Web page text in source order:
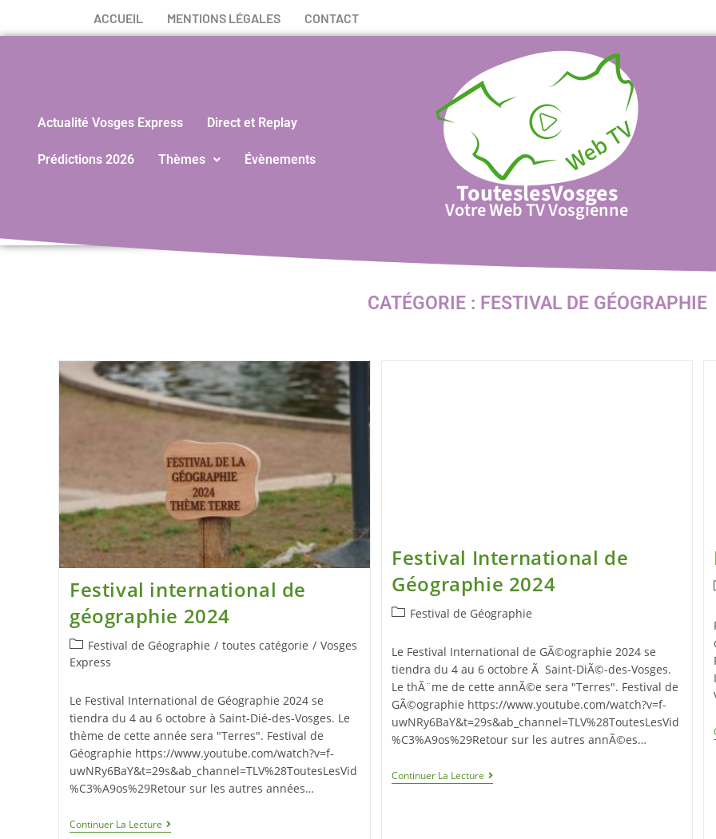
ACCUEIL MENTIONS LÉGALES CONTACT
Actualité Vosges Express Direct et Replay
Prédictions 2026 Thèmes Évènements
TouteslesVosges
Votre Web TV Vosgienne
CATÉGORIE : FESTIVAL DE GÉOGRAPHIE
Festival international de
géographie 2024
Festival de Géographie / toutes catégorie / Vosges
Express
Le Festival International de Géographie 2024 se
tiendra du 4 au 6 octobre à Saint-Dié-des-Vosges. Le
thème de cette année sera "Terres". Festival de
Géographie https://www.youtube.com/watch?v=f-
uwNRy6BaY&t=29s&ab_channel=TLV%28ToutesLesVid
%C3%A9os%29Retour sur les autres années…
Continuer La Lecture
Festival International de
Géographie 2024
Festival de Géographie
Le Festival International de GÃ©ographie 2024 se
tiendra du 4 au 6 octobre Ã Saint-DiÃ©-des-Vosges.
Le thÃ¨me de cette annÃ©e sera "Terres". Festival de
GÃ©ographie https://www.youtube.com/watch?v=f-
uwNRy6BaY&t=29s&ab_channel=TLV%28ToutesLesVid
%C3%A9os%29Retour sur les autres annÃ©es…
Continuer La Lecture